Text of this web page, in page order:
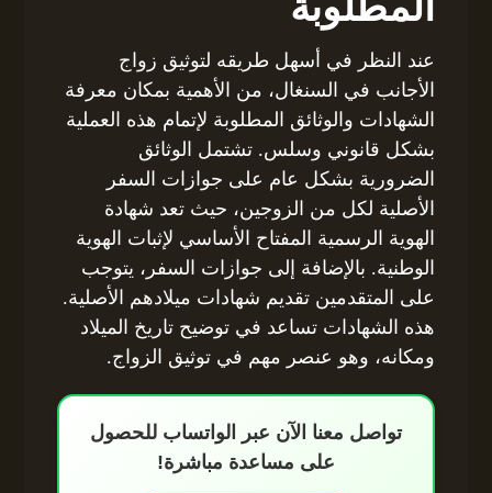
عند النظر في أسهل طريقه لتوثيق زواج
الأجانب في السنغال، من الأهمية بمكان معرفة
الشهادات والوثائق المطلوبة لإتمام هذه العملية
بشكل قانوني وسلس. تشتمل الوثائق
الضرورية بشكل عام على جوازات السفر
الأصلية لكل من الزوجين، حيث تعد شهادة
الهوية الرسمية المفتاح الأساسي لإثبات الهوية
الوطنية. بالإضافة إلى جوازات السفر، يتوجب
على المتقدمين تقديم شهادات ميلادهم الأصلية.
هذه الشهادات تساعد في توضيح تاريخ الميلاد
ومكانه، وهو عنصر مهم في توثيق الزواج.
تواصل معنا الآن عبر الواتساب للحصول
على مساعدة مباشرة!